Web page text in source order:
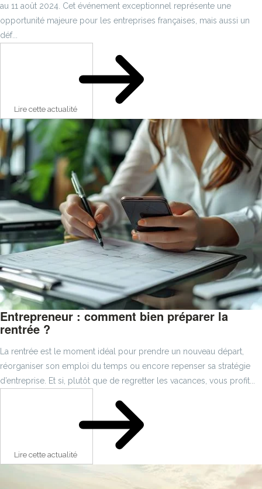
au 11 août 2024. Cet événement exceptionnel représente une
opportunité majeure pour les entreprises françaises, mais aussi un
déf...
Lire cette actualité
Entrepreneur : comment bien préparer la
rentrée ?
La rentrée est le moment idéal pour prendre un nouveau départ,
réorganiser son emploi du temps ou encore repenser sa stratégie
d’entreprise. Et si, plutôt que de regretter les vacances, vous profit...
Lire cette actualité